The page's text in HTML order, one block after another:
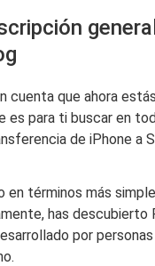
cuenta que ahora
es para ti buscar en
de iPhone a
en términos más
has descubierto
por